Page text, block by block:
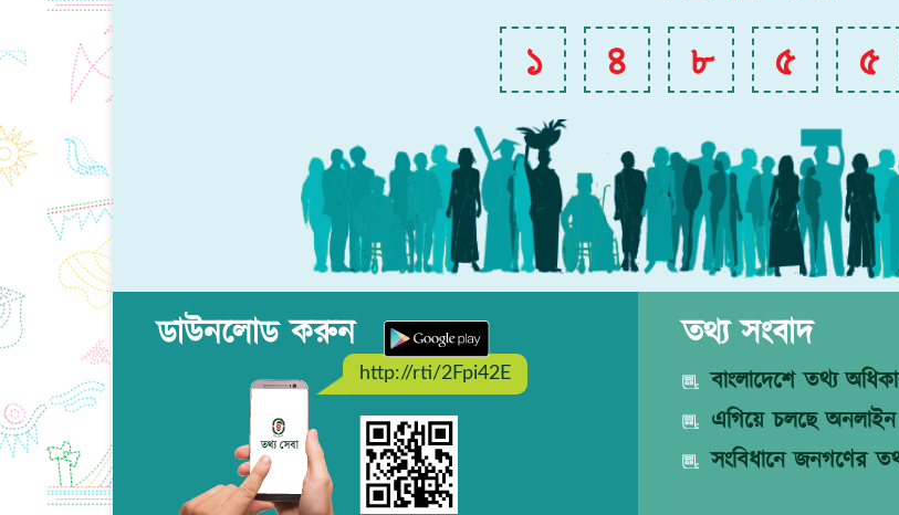
১ ৪ ৮ ৫ ৫
ডাউনলোড করুন
http://rti/2Fpi42E
তথ্য সংবাদ
বাংলাদেশে তথ্য
এগিয়ে চলছে অনলাইন
সংবিধানে জনগণের